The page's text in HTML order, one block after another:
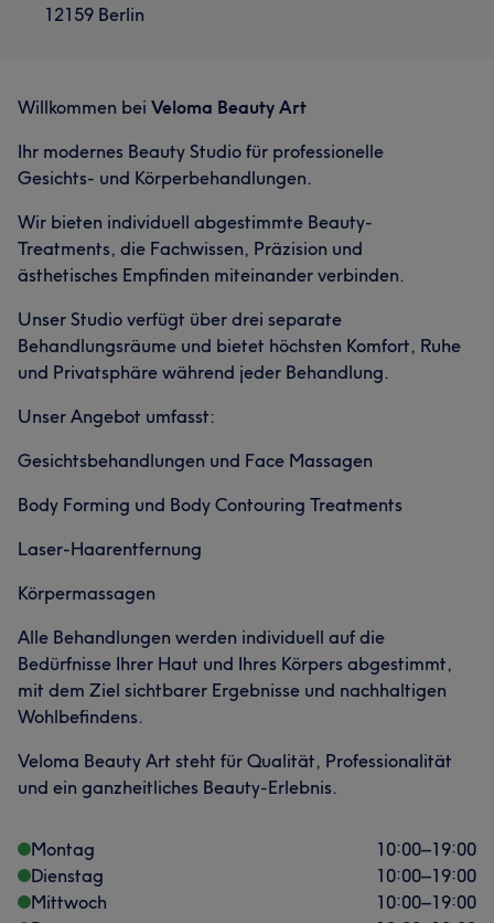
12159 Berlin
Willkommen bei Veloma Beauty Art
Ihr modernes Beauty Studio für professionelle
Gesichts- und Körperbehandlungen.
Wir bieten individuell abgestimmte Beauty-
Treatments, die Fachwissen, Präzision und
ästhetisches Empfinden miteinander verbinden.
Unser Studio verfügt über drei separate
Behandlungsräume und bietet höchsten Komfort, Ruhe
und Privatsphäre während jeder Behandlung.
Unser Angebot umfasst:
Gesichtsbehandlungen und Face Massagen
Body Forming und Body Contouring Treatments
Laser-Haarentfernung
Körpermassagen
Alle Behandlungen werden individuell auf die
Bedürfnisse Ihrer Haut und Ihres Körpers abgestimmt,
mit dem Ziel sichtbarer Ergebnisse und nachhaltigen
Wohlbefindens.
Veloma Beauty Art steht für Qualität, Professionalität
und ein ganzheitliches Beauty-Erlebnis.
Montag 10:00–19:00
Dienstag
10:00–19:00
Mittwoch
10:00–19:00